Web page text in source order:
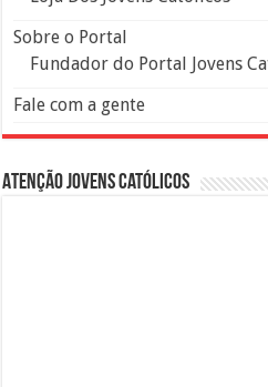
Sobre o Portal
Fundador do Portal Jovens
Fale com a gente
Atenção Jovens Católicos